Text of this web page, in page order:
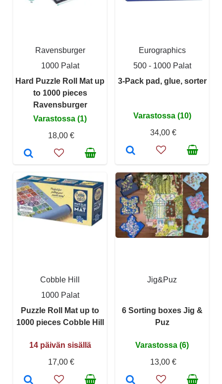
Ravensburger
1000 Palat
Hard Puzzle Roll Mat up
to 1000 pieces
Ravensburger
Varastossa (1)
18,00 €
Eurographics
500 - 1000 Palat
3-Pack pad, glue, sorter
Varastossa (10)
34,00 €
Cobble Hill
1000 Palat
Puzzle Roll Mat up to
1000 pieces Cobble Hill
14 päivän sisällä
17,00 €
Jig&Puz
6 Sorting boxes Jig &
Puz
Varastossa (6)
13,00 €